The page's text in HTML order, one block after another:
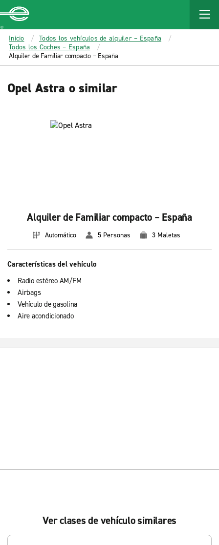
MAIN
CONTENT
Enterprise
Inicio
Todos los vehículos de alquiler – España
Todos los Coches – España
Alquiler de Familiar compacto – España
Opel Astra o similar
Alquiler de Familiar compacto – España
Automático 5 Personas 3 Maletas
Características del vehículo
Radio estéreo AM/FM
Airbags
Vehículo de gasolina
Aire acondicionado
Ver clases de vehículo similares